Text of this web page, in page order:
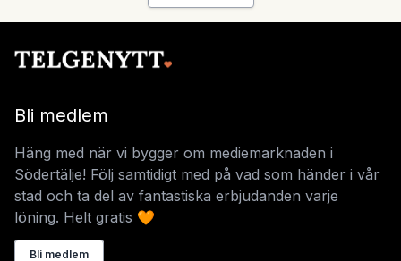
Bli medlem
Häng med när vi bygger om mediemarknaden i
Södertälje! Följ samtidigt med på vad som händer i vår
stad och ta del av fantastiska erbjudanden varje
löning. Helt gratis 🧡
Bli medlem